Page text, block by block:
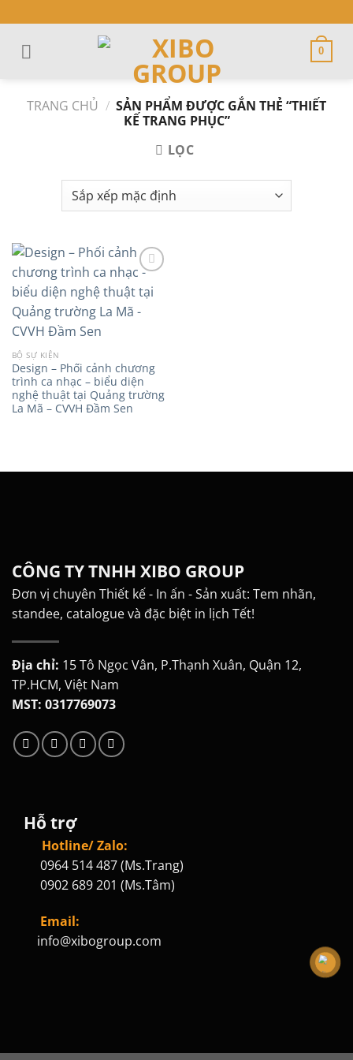
to
content
0
TRANG CHỦ / SẢN PHẨM ĐƯỢC GẮN THẺ “THIẾT
KẾ TRANG PHỤC”
LỌC
Add to
BỘ SỰ KIỆN
Design – Phối cảnh chương
trình ca nhạc – biểu diện
nghệ thuật tại Quảng trường
La Mã – CVVH Đầm Sen
CÔNG TY TNHH XIBO GROUP
Đơn vị chuyên Thiết kế - In ấn - Sản xuất: Tem nhãn,
standee, catalogue và đặc biệt in lịch Tết!
Địa chỉ: 15 Tô Ngọc Vân, P.Thạnh Xuân, Quận 12,
TP.HCM, Việt Nam
MST: 0317769073
Hỗ trợ
Hotline/ Zalo:
0964 514 487 (Ms.Trang)
0902 689 201 (Ms.Tâm)
Email:
info@xibogroup.com